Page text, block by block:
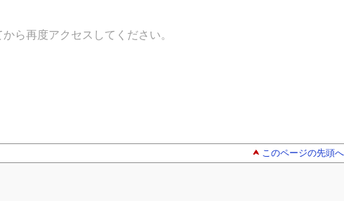
ら再度アクセスしてください。
このページの先頭へ